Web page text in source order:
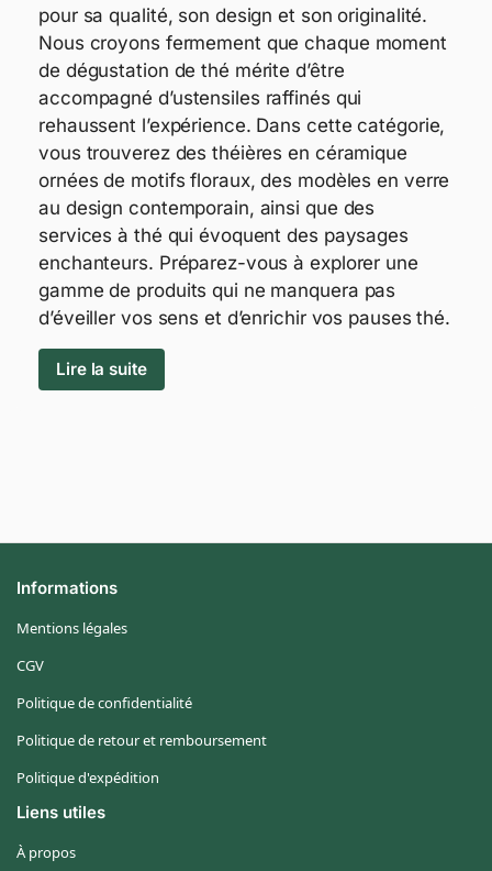
pour sa qualité, son design et son originalité.
Nous croyons fermement que chaque moment
de dégustation de thé mérite d’être
accompagné d’ustensiles raffinés qui
rehaussent l’expérience. Dans cette catégorie,
vous trouverez des théières en céramique
ornées de motifs floraux, des modèles en verre
au design contemporain, ainsi que des
services à thé qui évoquent des paysages
enchanteurs. Préparez-vous à explorer une
gamme de produits qui ne manquera pas
d’éveiller vos sens et d’enrichir vos pauses thé.
Lire la suite
Informations
Mentions légales
CGV
Politique de confidentialité
Politique de retour et remboursement
Politique d'expédition
Liens utiles
À propos